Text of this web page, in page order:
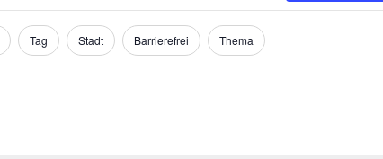
Tag Stadt Barrierefrei Thema